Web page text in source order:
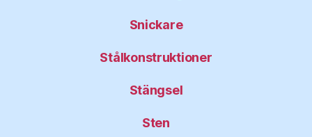
Snickare
Stålkonstruktioner
Stängsel
Sten